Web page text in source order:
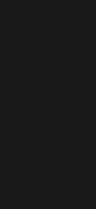
по
2025